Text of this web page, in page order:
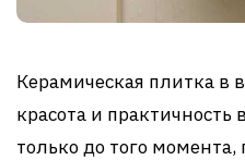
Керамическая плитка в
красота и
только до того момента,